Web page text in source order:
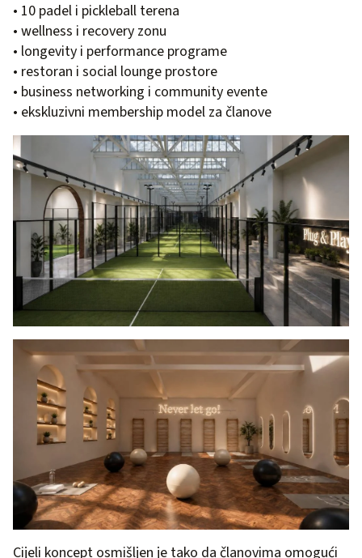
• 10 padel i pickleball terena
• wellness i recovery zonu
• longevity i performance programe
• restoran i social lounge prostore
• business networking i community evente
• ekskluzivni membership model za članove
Cijeli koncept osmišljen je tako da članovima omogući